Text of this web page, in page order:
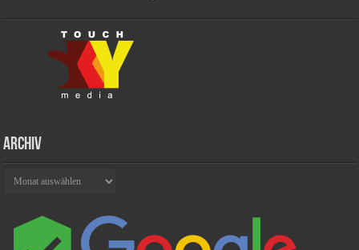
Archiv